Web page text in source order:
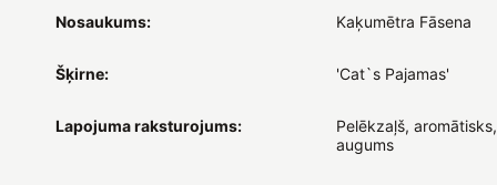
Nosaukums: Kaķumētra Fāsena
Šķirne: 'Cat`s Pajamas'
Lapojuma raksturojums:
Pelēkzaļš,
augums